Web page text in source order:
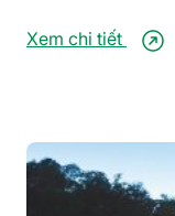
Xem chi tiết